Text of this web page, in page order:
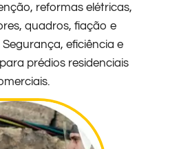
reformas elétricas,
quadros, fiação e
eficiência e
prédios residenciais